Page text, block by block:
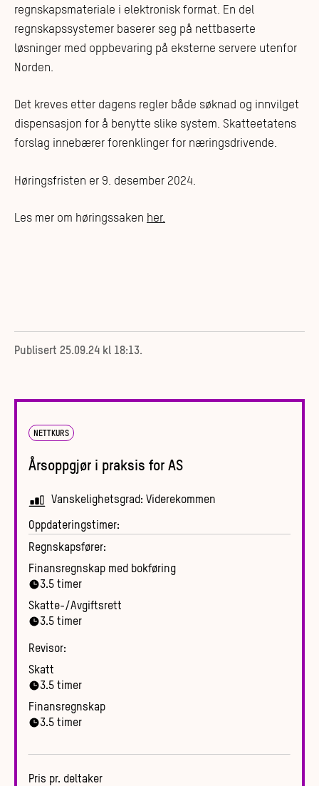
regnskapsmateriale i elektronisk format. En del
regnskapssystemer baserer seg på nettbaserte
løsninger med oppbevaring på eksterne servere utenfor
Norden.
Det kreves etter dagens regler både søknad og innvilget
dispensasjon for å benytte slike system. Skatteetatens
forslag innebærer forenklinger for næringsdrivende.
Høringsfristen er 9. desember 2024.
Les mer om høringssaken her.
Publisert 25.09.24 kl 18:13.
NETTKURS
Årsoppgjør i praksis for AS
Vanskelighetsgrad: Viderekommen
Oppdateringstimer:
Regnskapsfører:
Finansregnskap med bokføring
3.5 timer
Skatte-/Avgiftsrett
3.5 timer
Revisor:
Skatt
3.5 timer
Finansregnskap
3.5 timer
Pris pr. deltaker